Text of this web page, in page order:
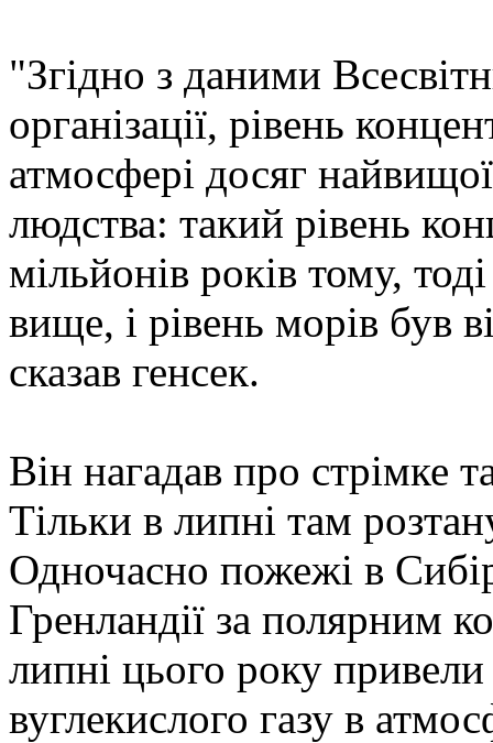
"Згідно з даними
організації, рівень
атмосфері досяг
людства: такий рівень
мільйонів років тому,
вище, і рівень морів був
сказав генсек.
Він нагадав про стрімке
Тільки в липні там
Одночасно пожежі в
Гренландії за полярним
липні цього року
вуглекислого газу в